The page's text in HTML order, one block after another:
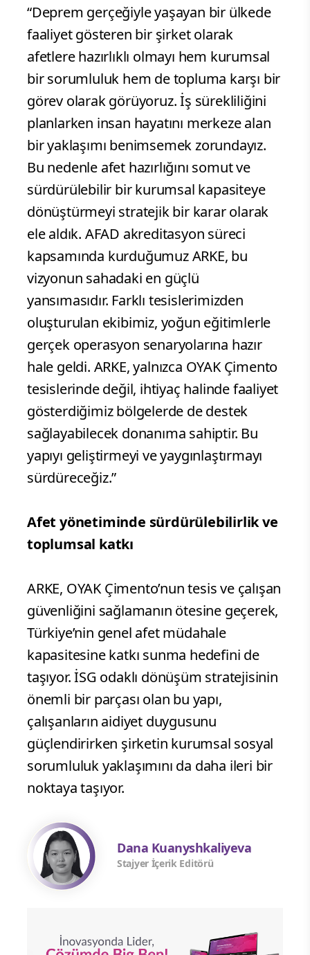
“Deprem gerçeğiyle yaşayan bir ülkede
faaliyet gösteren bir şirket olarak
afetlere hazırlıklı olmayı hem kurumsal
bir sorumluluk hem de topluma karşı bir
görev olarak görüyoruz. İş sürekliliğini
planlarken insan hayatını merkeze alan
bir yaklaşımı benimsemek zorundayız.
Bu nedenle afet hazırlığını somut ve
sürdürülebilir bir kurumsal kapasiteye
dönüştürmeyi stratejik bir karar olarak
ele aldık. AFAD akreditasyon süreci
kapsamında kurduğumuz ARKE, bu
vizyonun sahadaki en güçlü
yansımasıdır. Farklı tesislerimizden
oluşturulan ekibimiz, yoğun eğitimlerle
gerçek operasyon senaryolarına hazır
hale geldi. ARKE, yalnızca OYAK Çimento
tesislerinde değil, ihtiyaç halinde faaliyet
gösterdiğimiz bölgelerde de destek
sağlayabilecek donanıma sahiptir. Bu
yapıyı geliştirmeyi ve yaygınlaştırmayı
sürdüreceğiz.”
Afet yönetiminde sürdürülebilirlik ve
toplumsal katkı
ARKE, OYAK Çimento’nun tesis ve çalışan
güvenliğini sağlamanın ötesine geçerek,
Türkiye’nin genel afet müdahale
kapasitesine katkı sunma hedefini de
taşıyor. İSG odaklı dönüşüm stratejisinin
önemli bir parçası olan bu yapı,
çalışanların aidiyet duygusunu
güçlendirirken şirketin kurumsal sosyal
sorumluluk yaklaşımını da daha ileri bir
noktaya taşıyor.
Dana Kuanyshkaliyeva
Stajyer İçerik Editörü